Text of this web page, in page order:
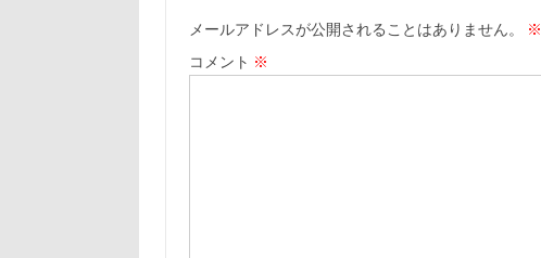
メールアドレスが公開されることはありません。 ※
コメント ※